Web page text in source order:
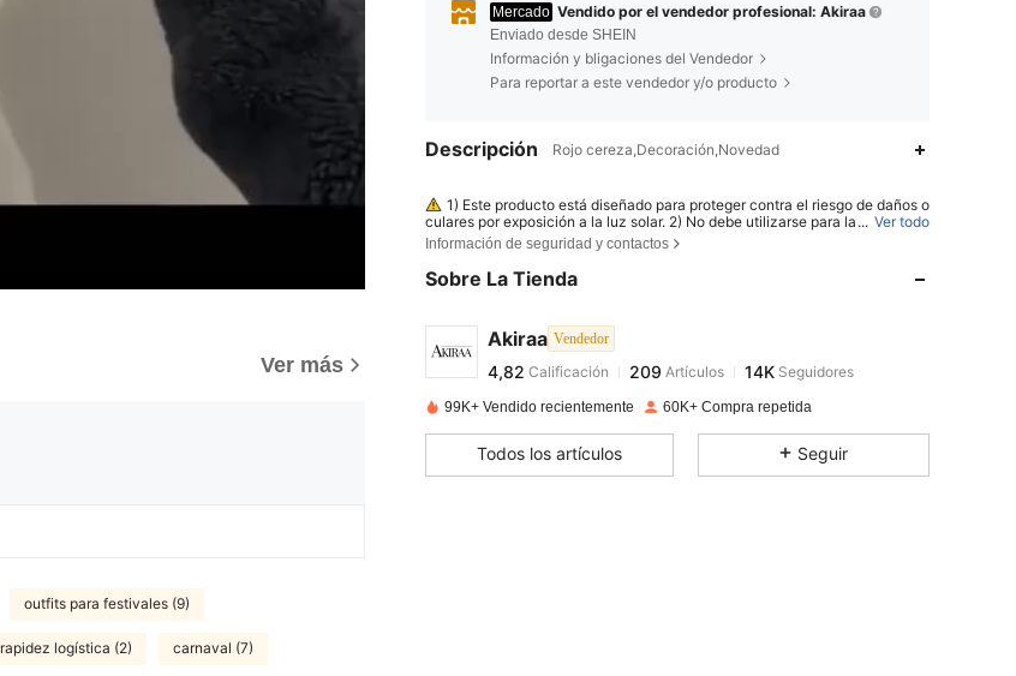
Ver más
outfits para festivales (9)
rapidez logística (2) carnaval (7)
Mercado Vendido por el vendedor profesional: Akiraa
Enviado desde SHEIN
Información y bligaciones del Vendedor
Para reportar a este vendedor y/o producto
Descripción Rojo cereza,Decoración,Novedad
1) Este producto está diseñado para proteger contra el riesgo de daños o
culares por exposición a la luz solar. 2) No debe utilizarse para la observaci
ón directa del sol. 3) No debe utilizarse para la protección contra fuentes d
e luz artificial, como por ejemplo, solariums. 4) No debe utilizarse como prot
ección ocular contra riesgos de impacto mecánico.
... Ver todo
Información de seguridad y contactos
Sobre La Tienda
Akiraa Vendedor
4,82 209 14K
4,82
l***opagadoHace 1 día
4,82 209 14K
99K+ Vendido recientemente 60K+ Compra repetida
Todos los artículos Seguir